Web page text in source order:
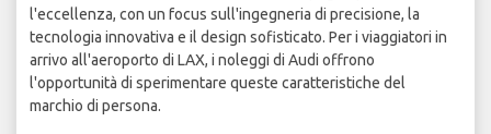
l'eccellenza, con un focus sull'ingegneria di precisione, la
tecnologia innovativa e il design sofisticato. Per i viaggiatori in
arrivo all'aeroporto di LAX, i noleggi di Audi offrono
l'opportunità di sperimentare queste caratteristiche del
marchio di persona.